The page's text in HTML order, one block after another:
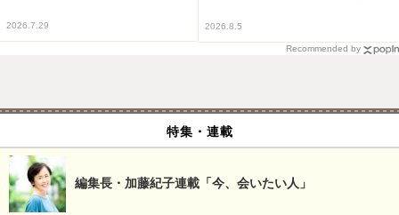
2026.7.29 2026.8.5
Recommended by
特集・連載
編集長・加藤紀子連載「今、会いたい人」